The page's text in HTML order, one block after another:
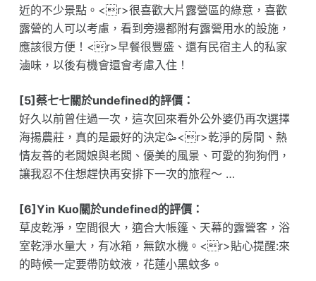
近的不少景點。<r>很喜歡大片露營區的綠意，喜歡
露營的人可以考慮，看到旁邊都附有露營用水的設施，
應該很方便！<r>早餐很豐盛、還有民宿主人的私家
滷味，以後有機會還會考慮入住！
[5]蔡七七關於undefined的評價：
好久以前曾住過一次，這次回來看外公外婆仍再次選擇
海揚農莊，真的是最好的決定🥳<r>乾淨的房間、熱
情友善的老闆娘與老闆、優美的風景、可愛的狗狗們，
讓我忍不住想趕快再安排下一次的旅程～ …
[6]Yin Kuo關於undefined的評價：
草皮乾淨，空間很大，適合大帳篷、天幕的露營客，浴
室乾淨水量大，有冰箱，無飲水機。<r>貼心提醒:來
的時候一定要帶防蚊液，花蓮小黑蚊多。